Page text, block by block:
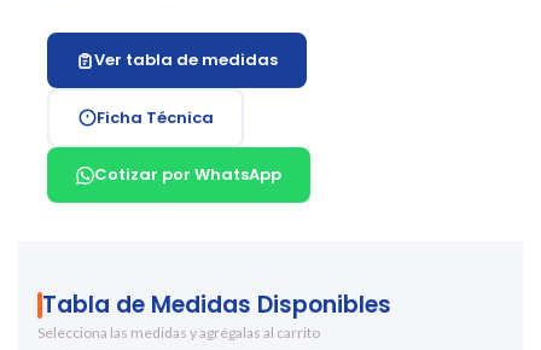
Ver tabla de medidas
Ficha Técnica
Cotizar por WhatsApp
Tabla de Medidas Disponibles
Selecciona las medidas y agrégalas al carrito